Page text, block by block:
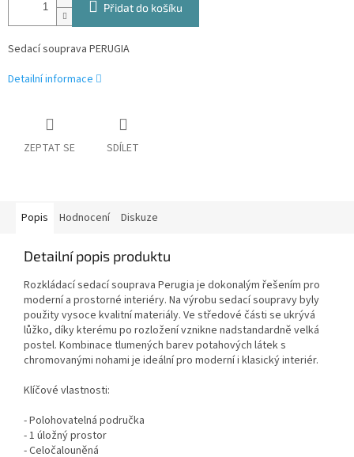
Přidat do košíku
Sedací souprava PERUGIA
Detailní informace
ZEPTAT SE SDÍLET
Popis Hodnocení Diskuze
Detailní popis produktu
Rozkládací sedací souprava Perugia je dokonalým řešením pro
moderní a prostorné interiéry. Na výrobu sedací soupravy byly
použity vysoce kvalitní materiály. Ve středové části se ukrývá
lůžko, díky kterému po rozložení vznikne nadstandardně velká
postel. Kombinace tlumených barev potahových látek s
chromovanými nohami je ideální pro moderní i klasický interiér.
Klíčové vlastnosti:
- Polohovatelná područka
- 1 úložný prostor
- Celočalouněná